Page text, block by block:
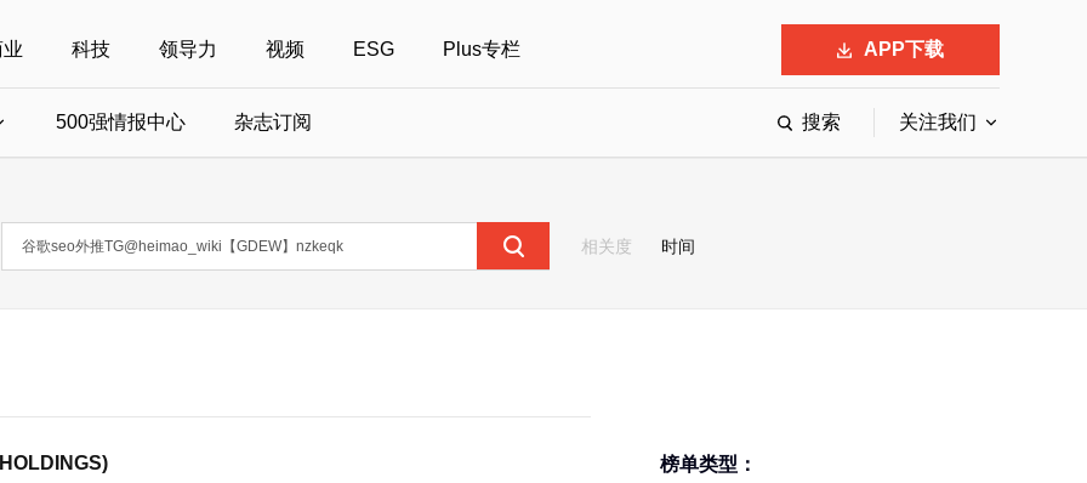
科技 领导力 视频 ESG Plus专栏 APP下载
中国40位40岁以下的商界精英申报 中国最具社会影响力的创业公司申报
富MPW女性峰会 财富世界500强峰会 财富40U40创想会
500强情报中心 杂志订阅 搜索 关注我们
相关度 时间
榜单类型：